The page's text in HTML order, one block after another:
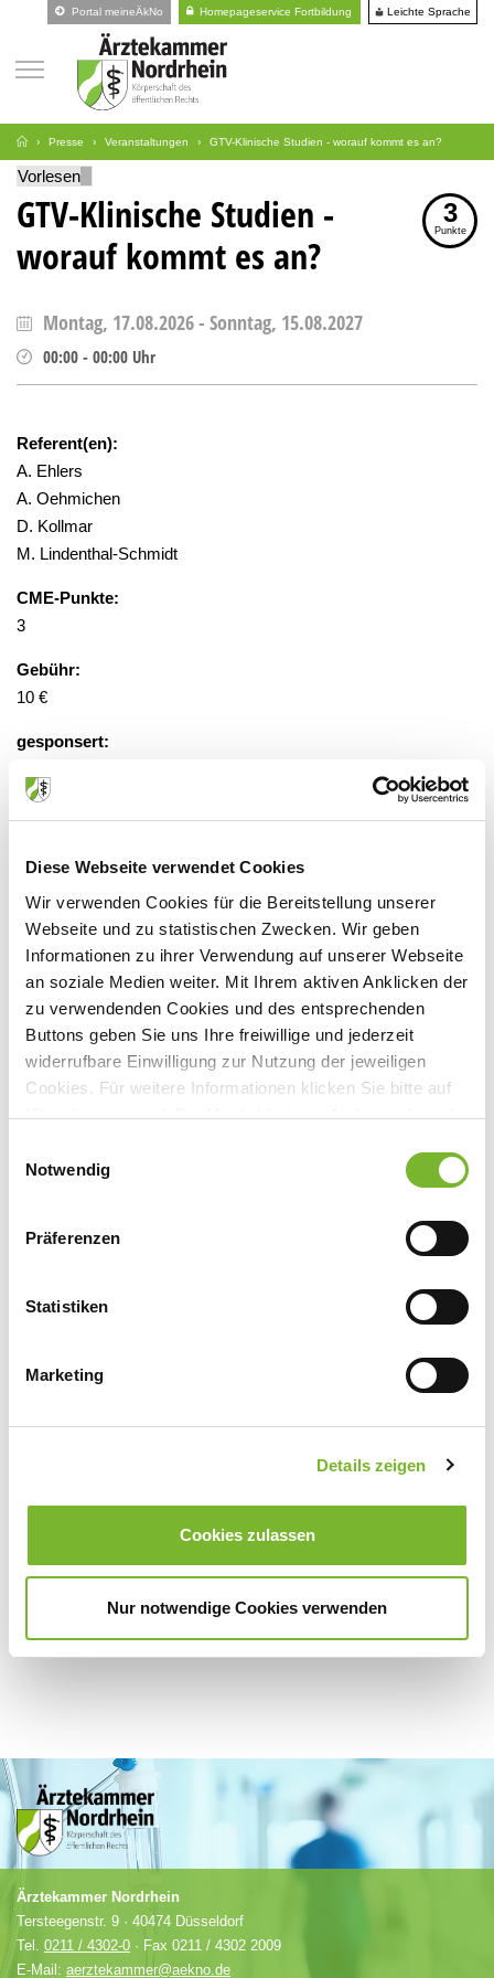
Diese Webseite verwendet Cookies
Wir verwenden Cookies für die Bereitstellung unserer
Webseite und zu statistischen Zwecken. Wir geben
Informationen zu ihrer Verwendung auf unserer Webseite
an soziale Medien weiter. Mit Ihrem aktiven Anklicken der
zu verwendenden Cookies und des entsprechenden
Buttons geben Sie uns Ihre freiwillige und jederzeit
widerrufbare Einwilligung zur Nutzung der jeweiligen
Cookies. Für weitere Informationen klicken Sie bitte auf
"Details anzeigen". Die Möglichkeit zur Änderung besteht
Datenschutzerklärung
Notwendig
Präferenzen
Statistiken
Marketing
Details zeigen
Cookies zulassen
Nur notwendige Cookies verwenden
Portal meineÄkNo Homepageservice Fortbildung Leichte Sprache
Presse Veranstaltungen GTV-Klinische Studien - worauf kommt es an?
Vorlesen
GTV-Klinische Studien -
worauf kommt es an?
3
Punkte
Montag, 17.08.2026- Sonntag, 15.08.2027
00:00 - 00:00 Uhr
Referent(en):
A. Ehlers
A. Oehmichen
D. Kollmar
M. Lindenthal-Schmidt
CME-Punkte:
3
Gebühr:
10 €
gesponsert:
Onlineveranstaltung
http://cme.thieme.de"
Burgunderstr. 31, 40549 Düsseldorf
Anbieter:
CRM Centrum für Reisemedizin GmbH
Ansprechpartner:
Frau Iris Hanneken
Tel:
0711 8931 420
Mail:cme@thieme.de
Für weitere Informationen wenden Sie sich bitte direkt an den jeweiligen
Ärztekammer Nordrhein
Tersteegenstr. 9 · 40474 Düsseldorf
Tel. 0211 / 4302-0 · Fax 0211 / 4302 2009
E-Mail: aerztekammer@aekno.de